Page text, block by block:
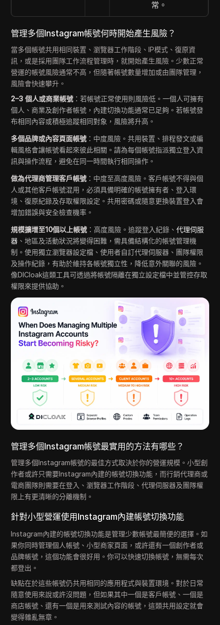
常。
管理多個Instagram帳號何時開始產生風險？
當多個帳號共用相同裝置、瀏覽器工作階段、IP模式、復原資
訊，或是採用團隊工作流程管理時，就開始產生風險。少數正常
營運的帳號風險通常不高，但隨著帳號數量增加或由團隊管理，
風險會快速攀升。
2–3 個人或商業帳號 ：若帳號正常使用則風險低。一個人可擁有
個人、商業及創作者帳號，內建切換功能通常已足夠。若帳號發
布相同內容或積極追蹤相同對象，風險將升高。
多個品牌或內容頁面帳號 ：中度風險。共用裝置、排程發文或編
輯風格會讓帳號看起來彼此相關。請為每個帳號指派獨立登入資
訊與操作流程，避免在同一時間執行相同操作。
做為代理商管理客戶帳號 ：中度至高度風險。客戶帳號不得與個
人或其他客戶帳號混用，必須具備明確的帳號擁有者、登入環
境、復原紀錄及存取權限設定。共用密碼或隨意更換裝置登入會
增加錯誤與安全檢查機率。
規模擴增至10個以上帳號 ：高度風險。追蹤登入紀錄、代理伺服
器 、地區及活動狀況將變得困難，需具備結構化的帳號管理機
制。使用獨立瀏覽器設定檔、使用者自訂代理伺服器、團隊權限
及操作紀錄，有助於維持各帳號獨立性，降低意外關聯的風險。
像DICloak這類工具可透過將帳號隔離在獨立設定檔中並管控存取
權限來提供協助。
管理多個Instagram帳號最實用的方法有哪些？
管理多個Instagram帳號的最佳方式取決於你的營運規模。小型創
作者或許只需要Instagram內建的帳號切換功能，而行銷代理商或
電商團隊則需要在登入、瀏覽器工作階段、代理伺服器及團隊權
限上有更清晰的分離機制。
針對小型營運使用Instagram內建帳號切換功能
Instagram內建的帳號切換功能是管理少數帳號最簡便的選擇。如
果你同時管理個人帳號、小型商家頁面，或許還有一個創作者或
品牌帳號，這個功能會很好用。你可以快速切換帳號，無需每次
都登出。
缺點在於這些帳號仍共用相同的應用程式與裝置環境。對於日常
隨意使用來說或許沒問題，但如果其中一個是客戶帳號、一個是
商店帳號、還有一個是用來測試內容的帳號，這類共用設定就會
變得雜亂無章。